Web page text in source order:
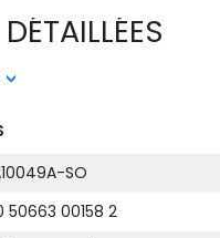
SO
50663 00158 2